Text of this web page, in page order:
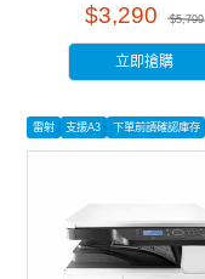
$3,290 $5,799
立即搶購
雷射 支援A3 下單前請確認庫存